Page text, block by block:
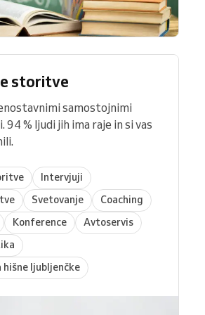
storitve
samostojnimi
94 % ljudi jih ima raje in si vas
Intervjuji
Svetovanje
Coaching
Konference
Avtoservis
hišne ljubljenčke